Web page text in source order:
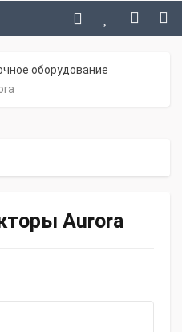
оборудование -
Aurora